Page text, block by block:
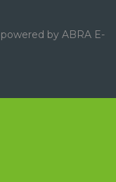
by ABRA E-